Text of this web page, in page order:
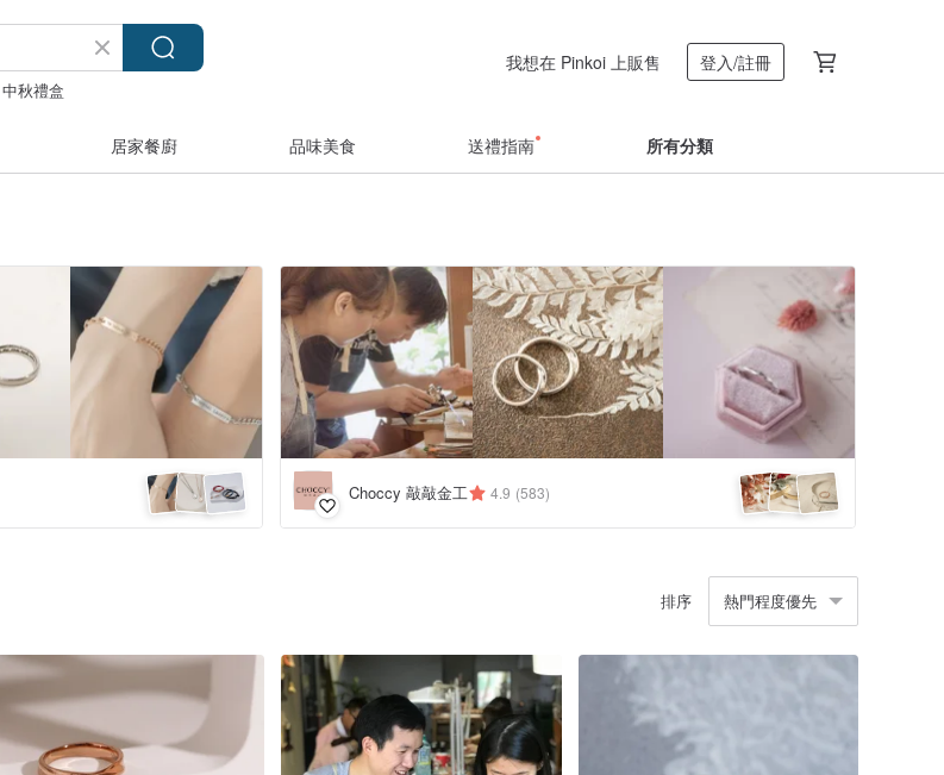
中秋禮盒
我想在 Pinkoi 上販售 登入/註冊
居家餐廚 品味美食 送禮指南 所有分類
Choccy 敲敲金工 4.9 (583)
排序 熱門程度優先